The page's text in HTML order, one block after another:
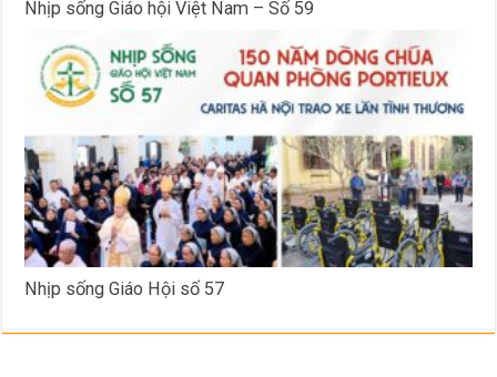
Nhịp sống Giáo hội Việt Nam – Số 59
Nhịp sống Giáo Hội số 57